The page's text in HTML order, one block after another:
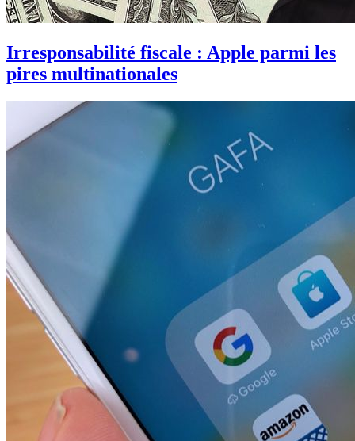
Irresponsabilité fiscale : Apple parmi les
pires multinationales